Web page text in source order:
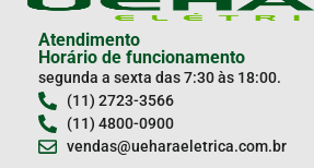
Atendimento
Horário de funcionamento
segunda a sexta das 7:30 às 18:00.
(11) 2723-3566
(11) 4800-0900
vendas@ueharaeletrica.com.br